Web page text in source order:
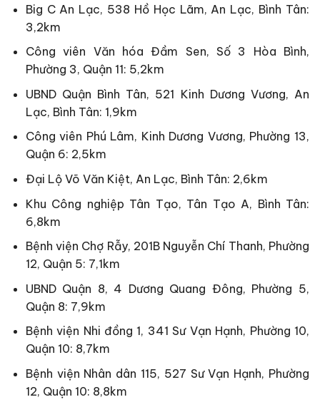
Big C An Lạc, 538 Hồ Học Lãm, An Lạc, Bình Tân:
3,2km
Công viên Văn hóa Đầm Sen, Số 3 Hòa Bình,
Phường 3, Quận 11: 5,2km
UBND Quận Bình Tân, 521 Kinh Dương Vương, An
Lạc, Bình Tân: 1,9km
Công viên Phú Lâm, Kinh Dương Vương, Phường 13,
Quận 6: 2,5km
Đại Lộ Võ Văn Kiệt, An Lạc, Bình Tân: 2,6km
Khu Công nghiệp Tân Tạo, Tân Tạo A, Bình Tân:
6,8km
Bệnh viện Chợ Rẫy, 201B Nguyễn Chí Thanh, Phường
12, Quận 5: 7,1km
UBND Quận 8, 4 Dương Quang Đông, Phường 5,
Quận 8: 7,9km
Bệnh viện Nhi đồng 1, 341 Sư Vạn Hạnh, Phường 10,
Quận 10: 8,7km
Bệnh viện Nhân dân 115, 527 Sư Vạn Hạnh, Phường
12, Quận 10: 8,8km